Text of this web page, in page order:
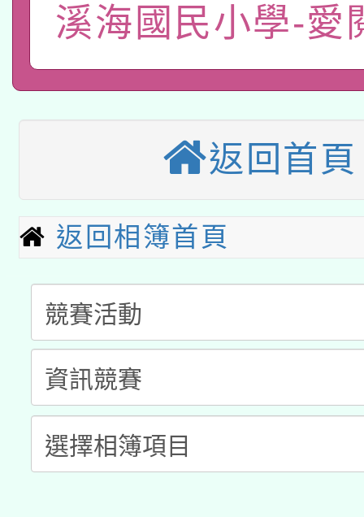
心」，鼓勵退休同仁踴
案。
招甄選結果公告(無人
招)
適應運動共學行動站研
科技賦能─人工智慧
A3數位素養講師名單
本校115學年度第1次
第3次招考甄選結果公
本校115學年度第2次
次招考甄選結果公告(
有關原住民族委員會
公告之原住民族歲時祭
一案。
兒童少年暑期犯罪預防
答一案
有關本府115年70歲以
人員健康講座「吃得安
心」，鼓勵退休同仁踴
案。
本校115學年度第2次
招甄選結果公告(無人
招)
適應運動共學行動站研
本館辦理115年度閱讀
溪海國民小學-愛
返回首頁
返回相簿首頁